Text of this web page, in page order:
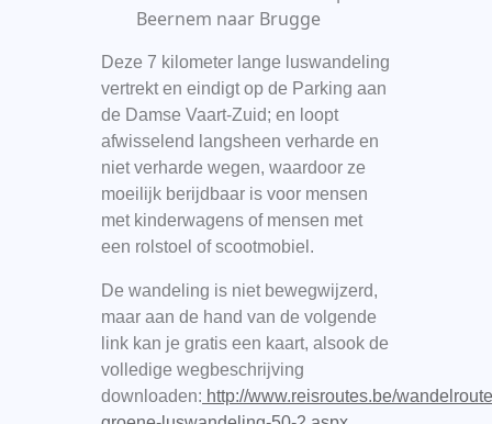
Beernem naar Brugge
Deze 7 kilometer lange luswandeling
vertrekt en eindigt op de Parking aan
de Damse Vaart-Zuid; en loopt
afwisselend langsheen verharde en
niet verharde wegen, waardoor ze
moeilijk berijdbaar is voor mensen
met kinderwagens of mensen met
een rolstoel of scootmobiel.
De wandeling is niet bewegwijzerd,
maar aan de hand van de volgende
link kan je gratis een kaart, alsook de
volledige wegbeschrijving
downloaden: http://www.reisroutes.be/